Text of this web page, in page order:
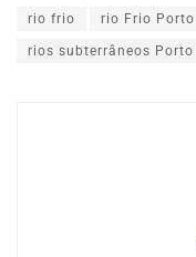
rio frio rio Frio Porto
rios subterrâneos Porto